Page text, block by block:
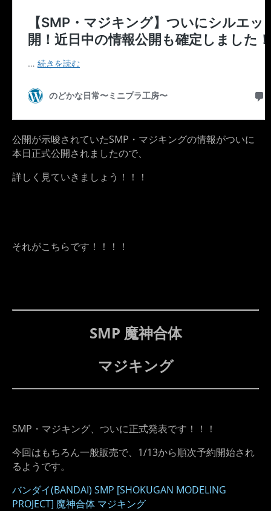
公開が示唆されていたSMP・マジキングの情報がついに
本日正式公開されましたので、
詳しく見ていきましょう！！！
それがこちらです！！！！
SMP 魔神合体
マジキング
SMP・マジキング、ついに正式発表です！！！
今回はもちろん一般販売で、1/13から順次予約開始され
るようです。
バンダイ(BANDAI) SMP [SHOKUGAN MODELING
PROJECT] 魔神合体 マジキング